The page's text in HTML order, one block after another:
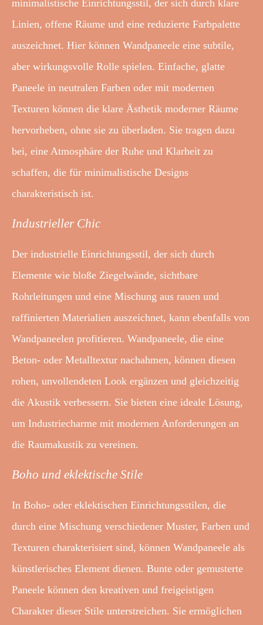
minimalistische Einrichtungsstil, der sich durch klare
Linien, offene Räume und eine reduzierte Farbpalette
auszeichnet. Hier können Wandpaneele eine subtile,
aber wirkungsvolle Rolle spielen. Einfache, glatte
Paneele in neutralen Farben oder mit modernen
Texturen können die klare Ästhetik moderner Räume
hervorheben, ohne sie zu überladen. Sie tragen dazu
bei, eine Atmosphäre der Ruhe und Klarheit zu
schaffen, die für minimalistische Designs
charakteristisch ist.
Industrieller Chic
Der industrielle Einrichtungsstil, der sich durch
Elemente wie bloße Ziegelwände, sichtbare
Rohrleitungen und eine Mischung aus rauen und
raffinierten Materialien auszeichnet, kann ebenfalls von
Wandpaneelen profitieren. Wandpaneele, die eine
Beton- oder Metalltextur nachahmen, können diesen
rohen, unvollendeten Look ergänzen und gleichzeitig
die Akustik verbessern. Sie bieten eine ideale Lösung,
um Industriecharme mit modernen Anforderungen an
die Raumakustik zu vereinen.
Boho und eklektische Stile
In Boho- oder eklektischen Einrichtungsstilen, die
durch eine Mischung verschiedener Muster, Farben und
Texturen charakterisiert sind, können Wandpaneele als
künstlerisches Element dienen. Bunte oder gemusterte
Paneele können den kreativen und freigeistigen
Charakter dieser Stile unterstreichen. Sie ermöglichen